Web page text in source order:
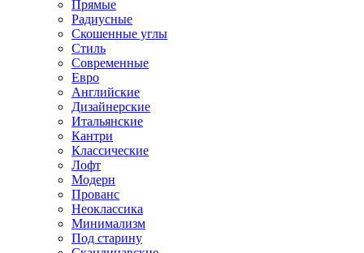
Прямые
Радиусные
Скошенные углы
Стиль
Современные
Евро
Английские
Дизайнерские
Итальянские
Кантри
Классические
Лофт
Модерн
Прованс
Неоклассика
Минимализм
Под старину